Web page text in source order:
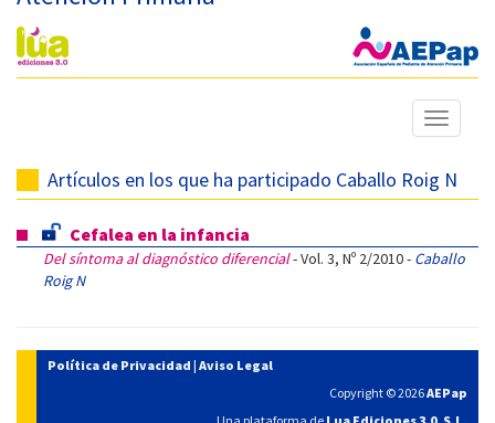
Mostrar
menú
Artículos en los que ha participado Caballo Roig N
Cefalea en la infancia
Del síntoma al diagnóstico diferencial- Vol. 3, Nº 2/2010 - Caballo
Roig N
Política de Privacidad | Aviso Legal
Copyright © 2026AEPap